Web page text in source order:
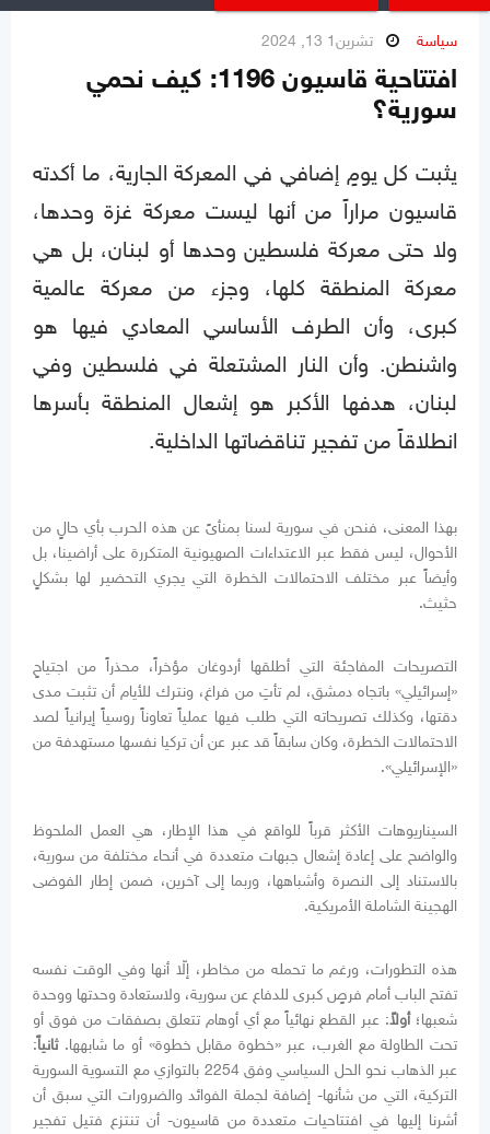
سياسة تشرين1 13, 2024
افتتاحية قاسيون 1196: كيف نحمي
سورية؟
يثبت كل يومٍ إضافي في المعركة الجارية، ما أكدته
قاسيون مراراً من أنها ليست معركة غزة وحدها،
ولا حتى معركة فلسطين وحدها أو لبنان، بل هي
معركة المنطقة كلها، وجزء من معركة عالمية
كبرى، وأن الطرف الأساسي المعادي فيها هو
واشنطن. وأن النار المشتعلة في فلسطين وفي
لبنان، هدفها الأكبر هو إشعال المنطقة بأسرها
انطلاقاً من تفجير تناقضاتها الداخلية.
بهذا المعنى، فنحن في سورية لسنا بمنأىً عن هذه الحرب بأي حالٍ من
الأحوال، ليس فقط عبر الاعتداءات الصهيونية المتكررة على أراضينا، بل
وأيضاً عبر مختلف الاحتمالات الخطرة التي يجري التحضير لها بشكلٍ
حثيث.
التصريحات المفاجئة التي أطلقها أردوغان مؤخراً، محذراً من اجتياحٍ
«إسرائيلي» باتجاه دمشق، لم تأتِ من فراغ، ونترك للأيام أن تثبت مدى
دقتها، وكذلك تصريحاته التي طلب فيها عملياً تعاوناً روسياً إيرانياً لصد
الاحتمالات الخطرة، وكان سابقاً قد عبر عن أن تركيا نفسها مستهدفة من
«الإسرائيلي».
السيناريوهات الأكثر قرباً للواقع في هذا الإطار، هي العمل الملحوظ
والواضح على إعادة إشعال جبهات متعددة في أنحاء مختلفة من سورية،
بالاستناد إلى النصرة وأشباهها، وربما إلى آخرين، ضمن إطار الفوضى
الهجينة الشاملة الأمريكية.
هذه التطورات، ورغم ما تحمله من مخاطر، إلّا أنها وفي الوقت نفسه
تفتح الباب أمام فرصٍ كبرى للدفاع عن سورية، ولاستعادة وحدتها ووحدة
شعبها؛أولاً: عبر القطع نهائياً مع أي أوهام تتعلق بصفقات من فوق أو
تحت الطاولة مع الغرب، عبر «خطوة مقابل خطوة» أو ما شابهها.ثانياً:
عبر الذهاب نحو الحل السياسي وفق 2254 بالتوازي مع التسوية السورية
التركية، التي من شأنها- إضافة لجملة الفوائد والضرورات التي سبق أن
أشرنا إليها في افتتاحيات متعددة من قاسيون- أن تنتزع فتيل تفجير